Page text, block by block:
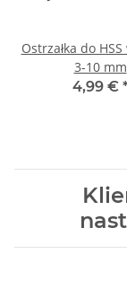
Ostrzałka do
3-10 mm
4,99 €